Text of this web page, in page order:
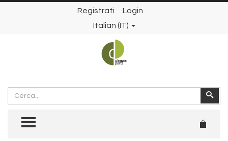
Registrati
Login
Italian (IT)
Cerca
TOGGLE MENU